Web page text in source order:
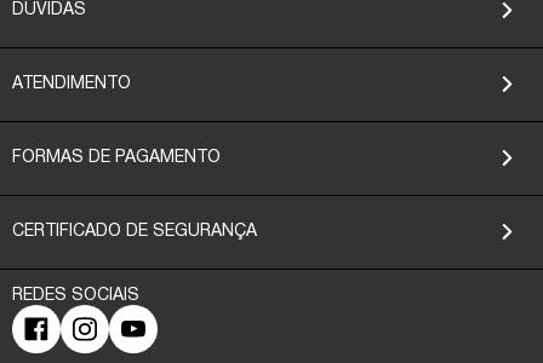
DÚVIDAS
ATENDIMENTO
FORMAS DE PAGAMENTO
CERTIFICADO DE SEGURANÇA